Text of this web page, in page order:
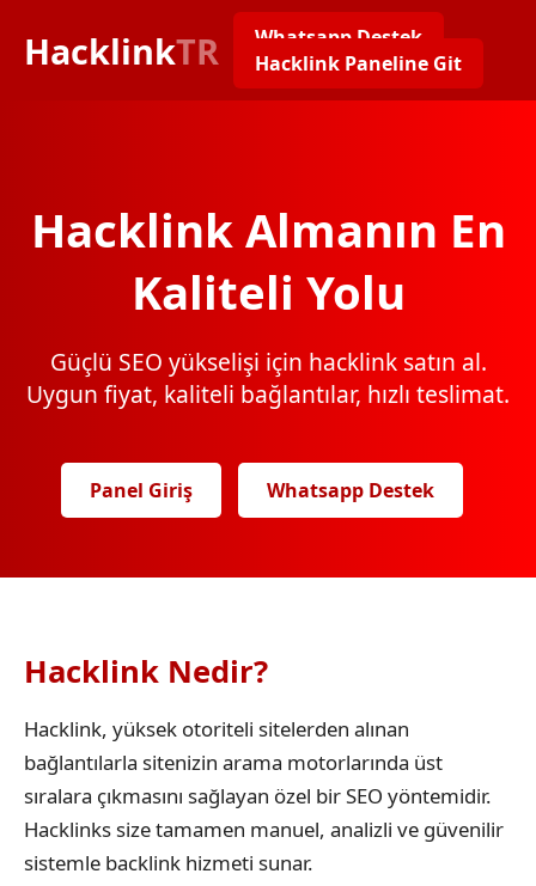
HacklinkTR
Whatsapp Destek
Hacklink Paneline Git
Hacklink Almanın En
Kaliteli Yolu
Güçlü SEO yükselişi için hacklink satın al.
Uygun fiyat, kaliteli bağlantılar, hızlı teslimat.
Panel Giriş Whatsapp Destek
Hacklink Nedir?
Hacklink, yüksek otoriteli sitelerden alınan
bağlantılarla sitenizin arama motorlarında üst
sıralara çıkmasını sağlayan özel bir SEO yöntemidir.
Hacklinks size tamamen manuel, analizli ve güvenilir
sistemle backlink hizmeti sunar.